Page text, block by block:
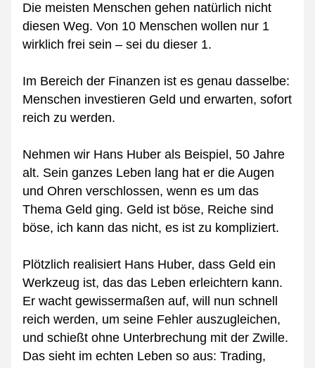
Die meisten Menschen gehen natürlich nicht
diesen Weg. Von 10 Menschen wollen nur 1
wirklich frei sein – sei du dieser 1.
Im Bereich der Finanzen ist es genau dasselbe:
Menschen investieren Geld und erwarten, sofort
reich zu werden.
Nehmen wir Hans Huber als Beispiel, 50 Jahre
alt. Sein ganzes Leben lang hat er die Augen
und Ohren verschlossen, wenn es um das
Thema Geld ging. Geld ist böse, Reiche sind
böse, ich kann das nicht, es ist zu kompliziert.
Plötzlich realisiert Hans Huber, dass Geld ein
Werkzeug ist, das das Leben erleichtern kann.
Er wacht gewissermaßen auf, will nun schnell
reich werden, um seine Fehler auszugleichen,
und schießt ohne Unterbrechung mit der Zwille.
Das sieht im echten Leben so aus: Trading,